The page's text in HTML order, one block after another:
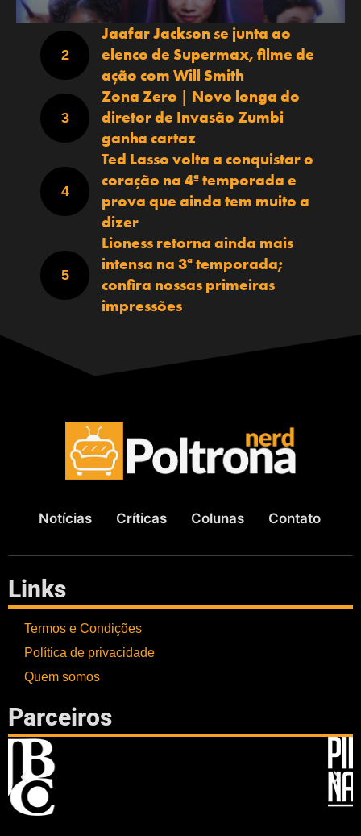
Jaafar Jackson se junta ao
elenco de Supermax, filme de
ação com Will Smith
Zona Zero | Novo longa do
diretor de Invasão Zumbi
ganha cartaz
Ted Lasso volta a conquistar o
coração na 4ª temporada e
prova que ainda tem muito a
dizer
Lioness retorna ainda mais
intensa na 3ª temporada;
confira nossas primeiras
impressões
Notícias Críticas Colunas Contato
Links
Termos e Condições
Política de privacidade
Quem somos
Parceiros